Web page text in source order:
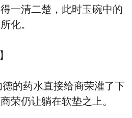
一清二楚，此时玉碗中的
化。
的药水直接给商荣灌了下
荣仍让躺在软垫之上。